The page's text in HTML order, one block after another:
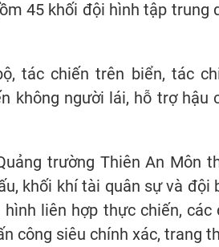
45 khối đội hình tập trung
tác chiến trên biển, tác
không người lái, hỗ trợ hậu
trường Thiên An Môn
khối khí tài quân sự và đội
liên hợp thực chiến, các
công siêu chính xác, trang